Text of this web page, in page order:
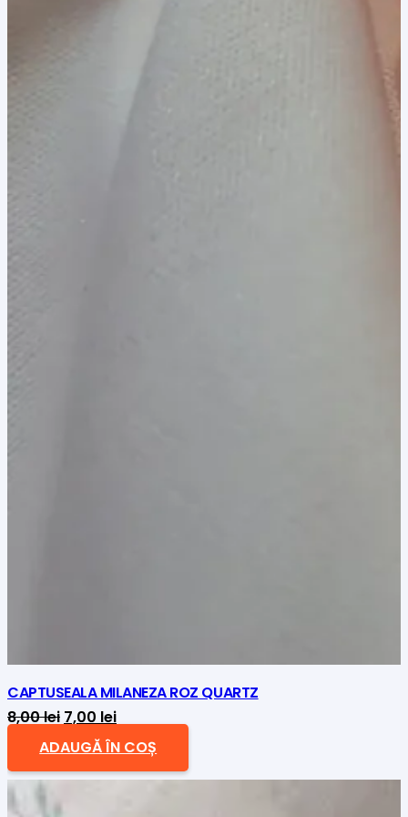
CAPTUSEALA MILANEZA ROZ QUARTZ
8,00lei Prețul
inițial
a
7,00 leiPrețul
curent
este:
ADAUGĂ ÎN COȘ